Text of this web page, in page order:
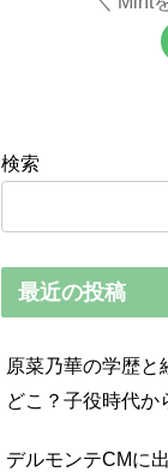
検索
最近の投稿
原菜乃華の学歴と
どこ？子役時代か
デルモンテCMに